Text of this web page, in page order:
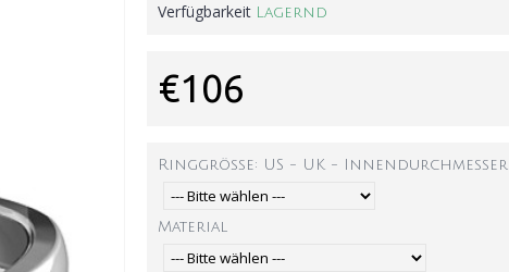
Verfügbarkeit Lagernd
€106
Ringgröße: US - UK - Innendurchmesser
Material